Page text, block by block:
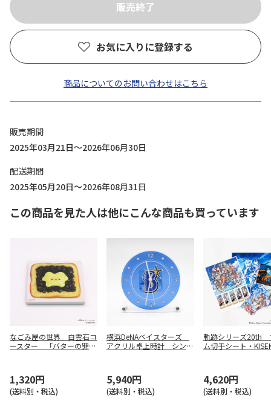
お気に入りに登録する
商品についてのお問い合わせはこちら
販売期間
2025年03月21日～2026年06月30日
配送期間
2025年05月20日～2026年08月31日
この商品を見た人は他にこんな商品も買っています
なごみ屋の世界 白雲石コ
ースター 「バターの罪ち
1,320円
(送料別・税込)
横浜DeNAベイスターズ
アクリル卓上時計 シンボ
5,940円
(送料別・税込)
軌跡シリーズ20th
ム切手シート・
4,620円
(送料別・税込)